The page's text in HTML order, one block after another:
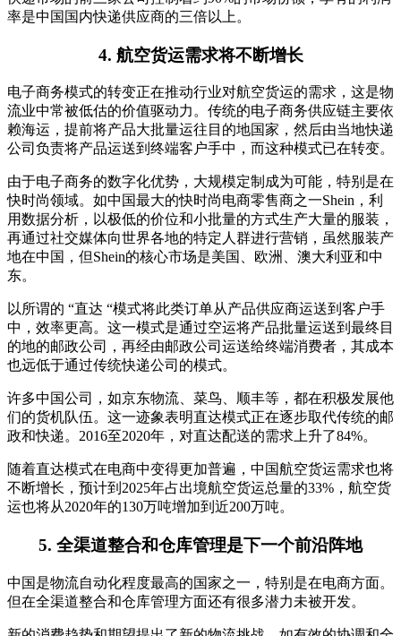
率是中国国内快递供应商的三倍以上。
4. 航空货运需求将不断增长
电子商务模式的转变正在推动行业对航空货运的需求，这是物
流业中常被低估的价值驱动力。传统的电子商务供应链主要依
赖海运，提前将产品大批量运往目的地国家，然后由当地快递
公司负责将产品运送到终端客户手中，而这种模式已在转变。
由于电子商务的数字化优势，大规模定制成为可能，特别是在
快时尚领域。如中国最大的快时尚电商零售商之一Shein，利
用数据分析，以极低的价位和小批量的方式生产大量的服装，
再通过社交媒体向世界各地的特定人群进行营销，虽然服装产
地在中国，但Shein的核心市场是美国、欧洲、澳大利亚和中
东。
以所谓的 “直达 “模式将此类订单从产品供应商运送到客户手
中，效率更高。这一模式是通过空运将产品批量运送到最终目
的地的邮政公司，再经由邮政公司运送给终端消费者，其成本
也远低于通过传统快递公司的模式。
许多中国公司，如京东物流、菜鸟、顺丰等，都在积极发展他
们的货机队伍。这一迹象表明直达模式正在逐步取代传统的邮
政和快递。2016至2020年，对直达配送的需求上升了84%。
随着直达模式在电商中变得更加普遍，中国航空货运需求也将
不断增长，预计到2025年占出境航空货运总量的33%，航空货
运也将从2020年的130万吨增加到近200万吨。
5. 全渠道整合和仓库管理是下一个前沿阵地
中国是物流自动化程度最高的国家之一，特别是在电商方面。
但在全渠道整合和仓库管理方面还有很多潜力未被开发。